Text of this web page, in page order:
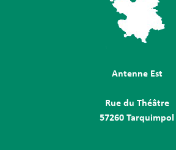
Antenne Est
Rue du Théâtre
57260 Tarquimpol